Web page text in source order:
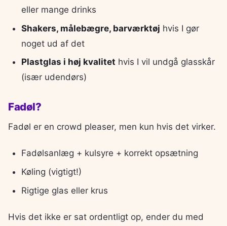
eller mange drinks
Shakers, målebægre, barværktøj hvis I gør
noget ud af det
Plastglas i høj kvalitet hvis I vil undgå glasskår
(især udendørs)
Fadøl?
Fadøl er en crowd pleaser, men kun hvis det virker.
Fadølsanlæg + kulsyre + korrekt opsætning
Køling (vigtigt!)
Rigtige glas eller krus
Hvis det ikke er sat ordentligt op, ender du med